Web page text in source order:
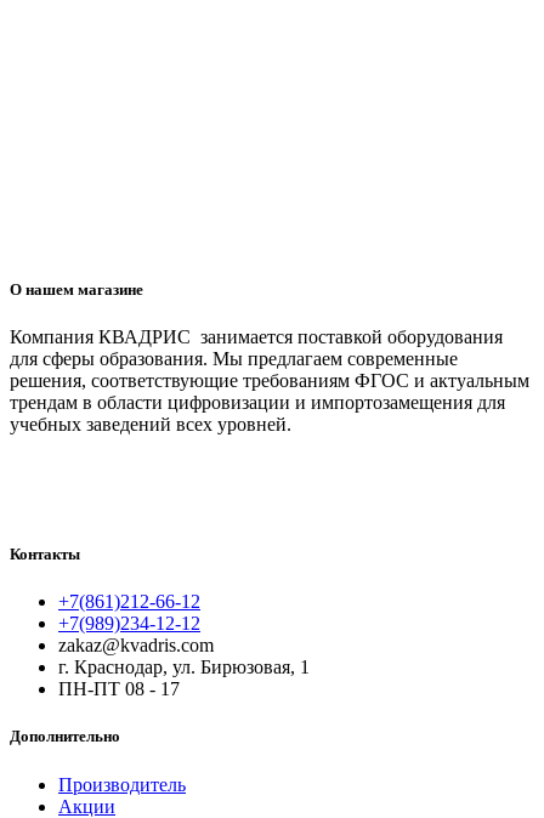
О нашем магазине
Компания КВАДРИС занимается поставкой оборудования
для сферы образования. Мы предлагаем современные
решения, соответствующие требованиям ФГОС и актуальным
трендам в области цифровизации и импортозамещения для
учебных заведений всех уровней.
Контакты
+7(861)212-66-12
+7(989)234-12-12
zakaz@kvadris.com
г. Краснодар, ул. Бирюзовая, 1
ПН-ПТ 08 - 17
Дополнительно
Производитель
Акции